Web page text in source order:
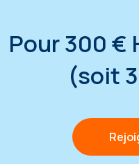
Pour 300 €
(soit